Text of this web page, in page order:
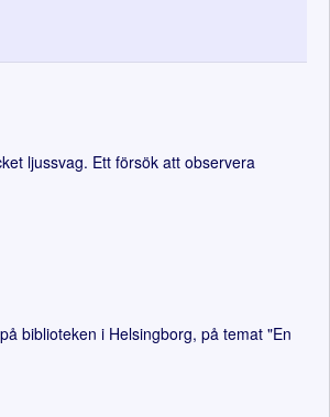
ljussvag. Ett försök att observera
biblioteken i Helsingborg, på temat "En